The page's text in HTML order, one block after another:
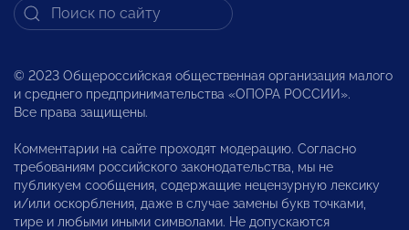
© 2023 Общероссийская общественная организация малого
и среднего предпринимательства «ОПОРА РОССИИ».
Все права защищены.
Комментарии на сайте проходят модерацию. Согласно
требованиям российского законодательства, мы не
публикуем сообщения, содержащие нецензурную лексику
и/или оскорбления, даже в случае замены букв точками,
тире и любыми иными символами. Не допускаются